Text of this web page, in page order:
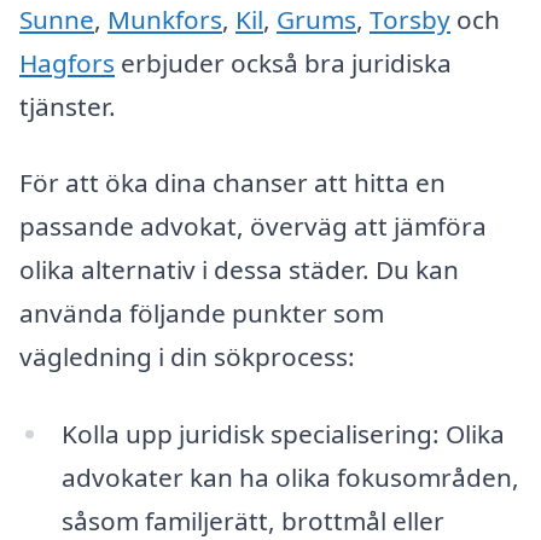
Sunne, Munkfors, Kil, Grums, Torsby och
Hagfors erbjuder också bra juridiska
tjänster.
För att öka dina chanser att hitta en
passande advokat, överväg att jämföra
olika alternativ i dessa städer. Du kan
använda följande punkter som
vägledning i din sökprocess:
Kolla upp juridisk specialisering: Olika
advokater kan ha olika fokusområden,
såsom familjerätt, brottmål eller